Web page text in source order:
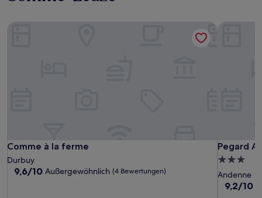
Comme à la ferme
Comme à la ferme
Durbuy
9.6
9,6/10 Außergewöhnlich (4 Bewertungen)
Pegard
Pegard
3.0-
Sterne-
Andenne
9.2
9,2/10